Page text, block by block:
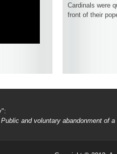
Cardinals were
front of their
and voluntary abandonment of a